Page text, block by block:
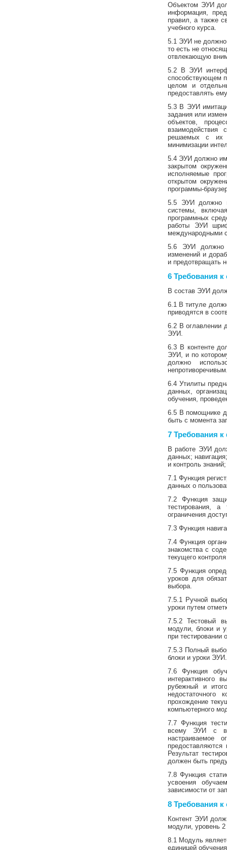
Объектом ЭУИ
информация,
правил, а также
учебного курса.
5.1 ЭУИ не
то есть не
отвлекающую
5.2 В ЭУИ
способствующем
целом и
предоставлять
5.3 В ЭУИ
задания или
объектов,
решаемых с их
минимизации
5.4 ЭУИ должно
закрытом
исполняемые
открытом
программы-
5.5 ЭУИ должно
системы,
программных
работы ЭУИ
международными
5.6 ЭУИ должно
изменений и
и предотвращать
6 Требования к
В состав ЭУИ
6.1 В титуле
приводятся в
6.2 В оглавлении
ЭУИ.
6.3 В контенте
ЭУИ, и по
должно
6.4 Утилиты
данных,
обучения,
6.5 В помощнике
быть с момента
7 Требования к
В работе ЭУИ
данных;
и контроль
7.1 Функция
данных о
7.2 Функция
тестирования,
ограничения
7.3 Функция
7.4 Функция
знакомства с
текущего
7.5 Функция
уроков для
выбора.
7.5.1 Ручной
уроки путем
7.5.2 Тестовый
модули, блоки и
при
7.5.3 Полный
блоки и уроки ЭУИ.
7.6 Функция
интерактивного
рубежный и
прохождение
компьютерного
7.7 Функция
всему ЭУИ с
настраиваемое
Результат
должен быть
7.8 Функция
усвоения
зависимости от
8 Требования
Контент ЭУИ
модули, уровень 2
8.1 Модуль
единицей